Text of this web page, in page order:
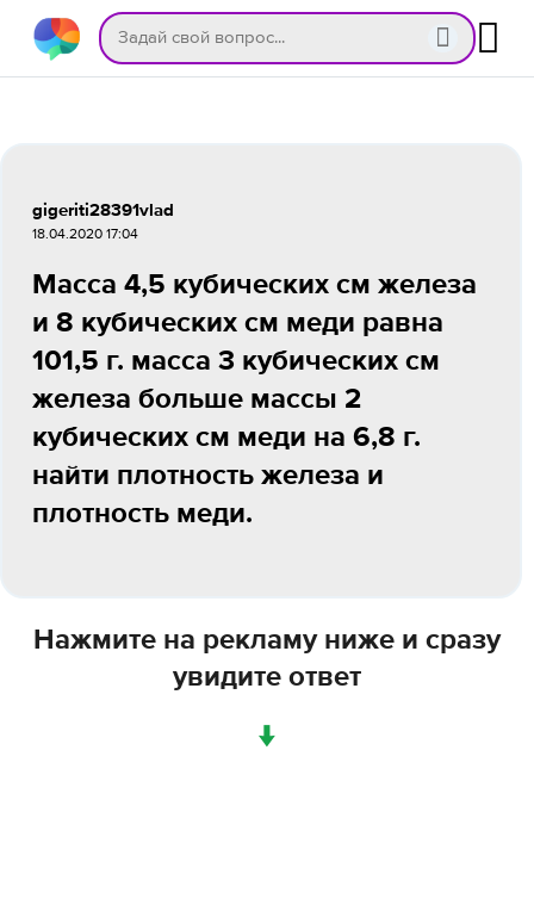
gigeriti28391vlad
18.04.2020 17:04
Масса 4,5 кубических см железа
и 8 кубических см меди равна
101,5 г. масса 3 кубических см
железа больше массы 2
кубических см меди на 6,8 г.
найти плотность железа и
плотность меди.
Нажмите на рекламу ниже и сразу
увидите ответ
↓